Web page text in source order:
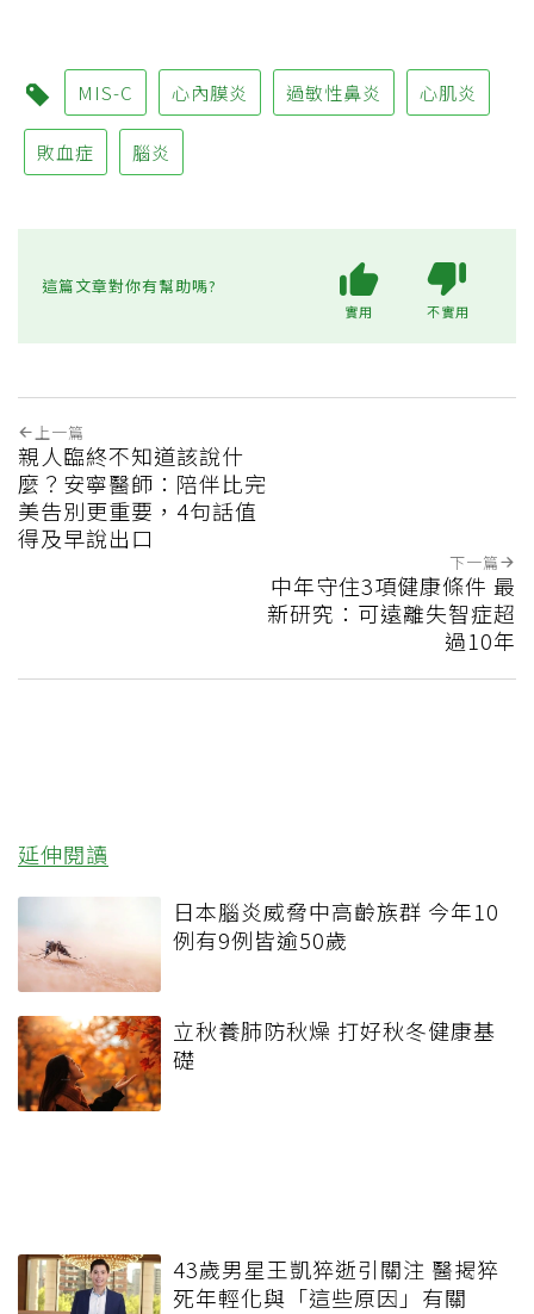
MIS-C 心內膜炎 過敏性鼻炎 心肌炎
敗血症 腦炎
這篇文章對你有幫助嗎?
實用 不實用
上一篇
親人臨終不知道該說什
麼？安寧醫師：陪伴比完
美告別更重要，4句話值
得及早說出口
下一篇
中年守住3項健康條件 最
新研究：可遠離失智症超
過10年
延伸閱讀
日本腦炎威脅中高齡族群 今年10
例有9例皆逾50歲
立秋養肺防秋燥 打好秋冬健康基
礎
43歲男星王凱猝逝引關注 醫揭猝
死年輕化與「這些原因」有關